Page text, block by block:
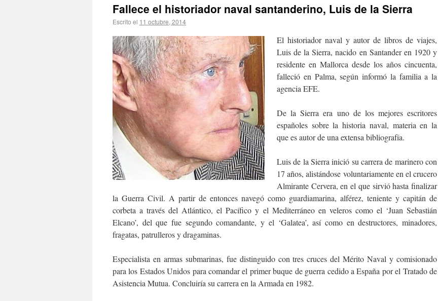
Fallece el historiador naval santanderino, Luis de la Sierra
Escrito el 11 octubre, 2014
El historiador naval y autor de libros de viajes,
Luis de la Sierra, nacido en Santander en 1920 y
residente en Mallorca desde los años cincuenta,
falleció en Palma, según informó la familia a la
agencia EFE.
De la Sierra era uno de los mejores escritores
españoles sobre la historia naval, materia en la
que es autor de una extensa bibliografía.
Luis de la Sierra inició su carrera de marinero con
17 años, alistándose voluntariamente en el crucero
Almirante Cervera, en el que sirvió hasta finalizar
la Guerra Civil. A partir de entonces navegó como guardiamarina, alférez, teniente y capitán de
corbeta a través del Atlántico, el Pacífico y el Mediterráneo en veleros como el ‘Juan Sebastián
Elcano’, del que fue segundo comandante, y el ‘Galatea’, así como en destructores, minadores,
fragatas, patrulleros y dragaminas.
Especialista en armas submarinas, fue distinguido con tres cruces del Mérito Naval y comisionado
para los Estados Unidos para comandar el primer buque de guerra cedido a España por el Tratado de
Asistencia Mutua. Concluiría su carrera en la Armada en 1982.